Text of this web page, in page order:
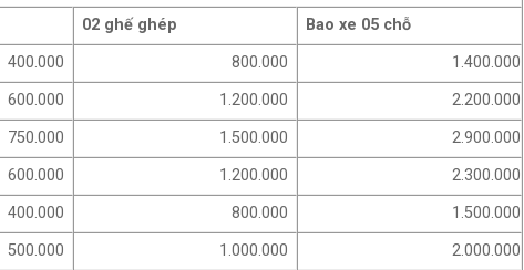
02 ghế ghép
Bao xe 05 chỗ
400.000 800.000
1.400.000
600.000 1.200.000
2.200.000
750.000 1.500.000
2.900.000
600.000 1.200.000
2.300.000
400.000 800.000
1.500.000
500.000 1.000.000
2.000.000